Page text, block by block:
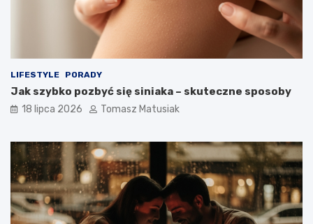
LIFESTYLE PORADY
Jak szybko pozbyć się siniaka – skuteczne sposoby
18 lipca 2026 Tomasz Matusiak